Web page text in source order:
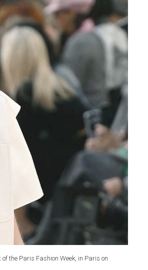
the Paris Fashion Week, in Paris on